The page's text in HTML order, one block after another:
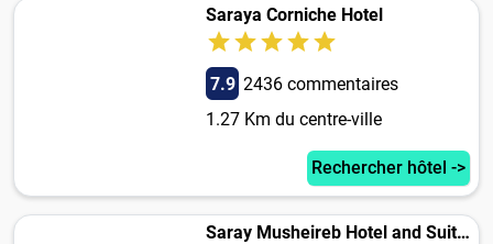
Saraya Corniche Hotel
7.9 2436 commentaires
1.27 Km du centre-ville
Rechercher hôtel ->
Saray Musheireb Hotel and Suites